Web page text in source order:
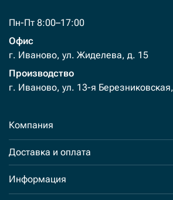
Пн-Пт 8:00–17:00
Офис
г. Иваново, ул. Жиделева, д. 15
Производство
г. Иваново, ул. 13-я
Компания
Доставка и оплата
Информация